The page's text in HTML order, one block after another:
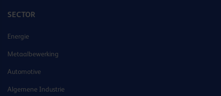
SECTOR
Energie
Metaalbewerking
Automotive
Algemene Industrie